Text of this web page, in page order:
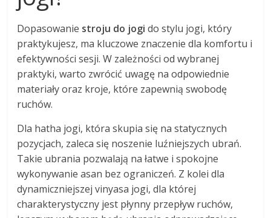
Dopasowanie stroju do jogi do stylu jogi, który
praktykujesz, ma kluczowe znaczenie dla komfortu i
efektywności sesji. W zależności od wybranej
praktyki, warto zwrócić uwagę na odpowiednie
materiały oraz kroje, które zapewnią swobodę
ruchów.
Dla hatha jogi, która skupia się na statycznych
pozycjach, zaleca się noszenie luźniejszych ubrań.
Takie ubrania pozwalają na łatwe i spokojne
wykonywanie asan bez ograniczeń. Z kolei dla
dynamiczniejszej vinyasa jogi, dla której
charakterystyczny jest płynny przepływ ruchów,